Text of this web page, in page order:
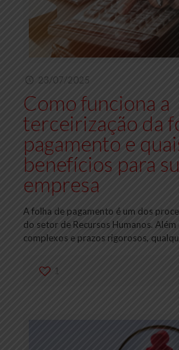
23/07/2025
Como funciona a
terceirização da
pagamento e
benefícios para
empresa
A folha de pagamento é um dos
do setor de Recursos Humanos.
complexos e prazos rigorosos,
1